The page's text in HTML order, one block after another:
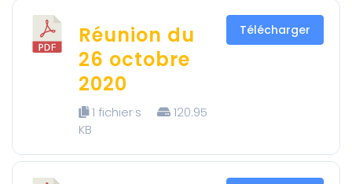
Réunion du
26 octobre
2020
1 fichier·s
120.95
KB
Télécharger